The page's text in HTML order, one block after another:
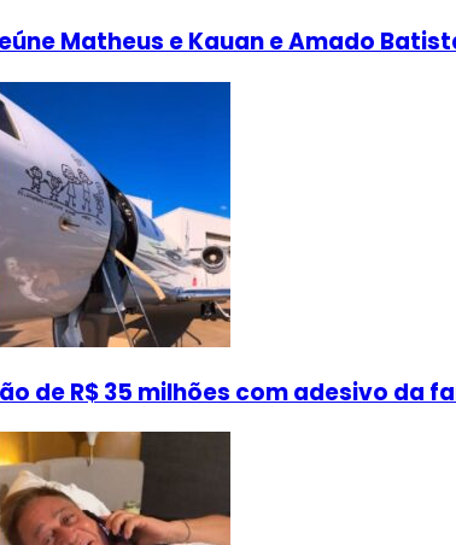
Matheus e Kauan e Amado
de R$ 35 milhões com adesivo da